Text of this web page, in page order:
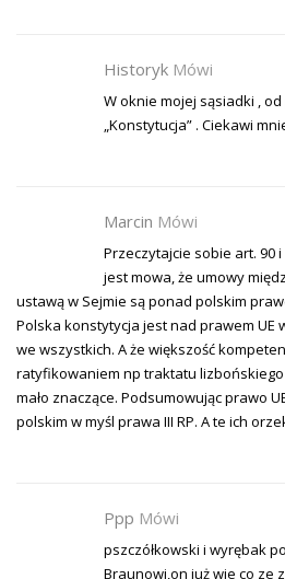
Historyk Mówi
W oknie mojej sąsiadki ,
„Konstytucja” . Ciekawi
Marcin Mówi
Przeczytajcie sobie art. 90
jest mowa, że umowy
ustawą w Sejmie są ponad polskim
Polska konstytycja jest nad prawem UE
we wszystkich. A że większość
ratyfikowaniem np traktatu
mało znaczące. Podsumowując prawo
polskim w myśl prawa III RP. A te ich
Ppp Mówi
pszczółkowski i wyrębak
Braunowi,on już wie co ze